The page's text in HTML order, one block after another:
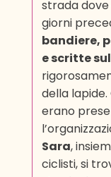
strada dove
giorni
bandiere,
e scritte
della
erano
Sara,
ciclisti, si